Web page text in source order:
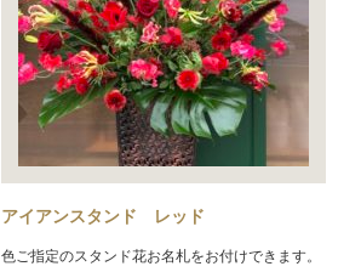
アイアンスタンド レッド
色ご指定のスタンド花お名札をお付けできます。